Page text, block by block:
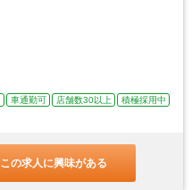
車通勤可 店舗数30以上
積極採用中
この求人に興味がある